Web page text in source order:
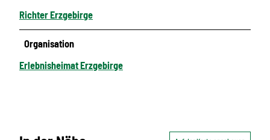
Richter Erzgebirge
Organisation
Erlebnisheimat Erzgebirge